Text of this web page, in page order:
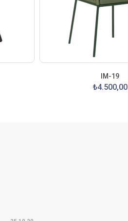
IM-19
₺4.500,00